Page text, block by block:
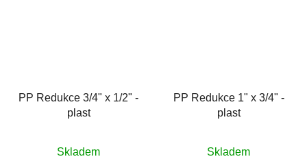
PP Redukce 3/4" x 1/2" -
plast
Skladem
PP Redukce 1" x 3/4" -
plast
Skladem